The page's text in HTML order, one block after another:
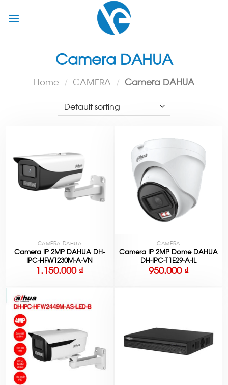
Camera DAHUA
Home / CAMERA / Camera DAHUA
CAMERA DAHUA
Camera IP 2MP DAHUA DH-
IPC-HFW1230M-A-VN
1.150.000 ₫
CAMERA
Camera IP 2MP Dome DAHUA
DH-IPC-T1E29-A-IL
950.000 ₫